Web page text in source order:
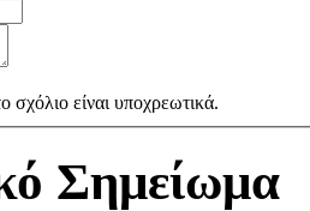
είναι υποχρεωτικά.
Σημείωμα